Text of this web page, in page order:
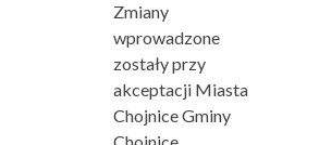
Zmiany
wprowadzone
zostały przy
akceptacji Miasta
Chojnice Gminy